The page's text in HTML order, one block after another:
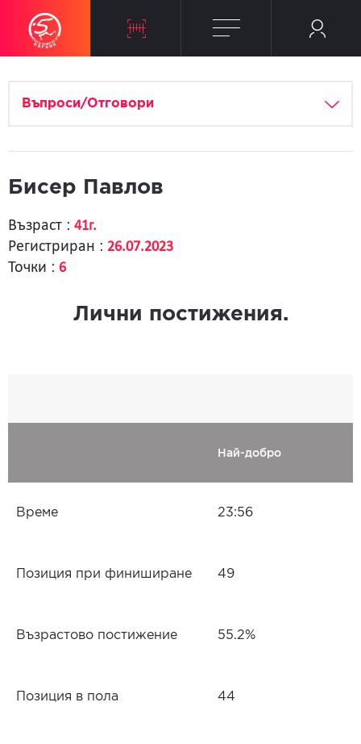
Въпроси/Отговори
Бисер Павлов
Възраст : 41г.
Регистриран : 26.07.2023
Точки : 6
Лични постижения.
Най-добро
Време 23:56
Позиция при финиширане 49
Възрастово постижение 55.2%
Позиция в пола 44